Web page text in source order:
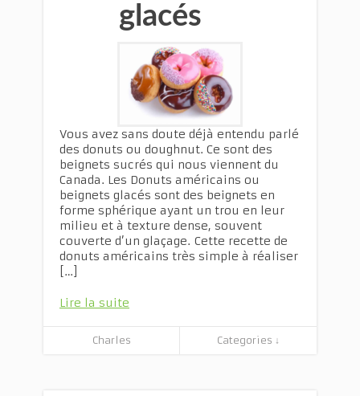
glacés
Vous avez sans doute déjà entendu parlé
des donuts ou doughnut. Ce sont des
beignets sucrés qui nous viennent du
Canada. Les Donuts américains ou
beignets glacés sont des beignets en
forme sphérique ayant un trou en leur
milieu et à texture dense, souvent
couverte d’un glaçage. Cette recette de
donuts américains très simple à réaliser
[…]
Lire la suite
Charles Categories ↓